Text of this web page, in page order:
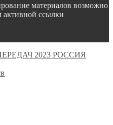
материалов возможно
активной ссылки
2023 РОССИЯ